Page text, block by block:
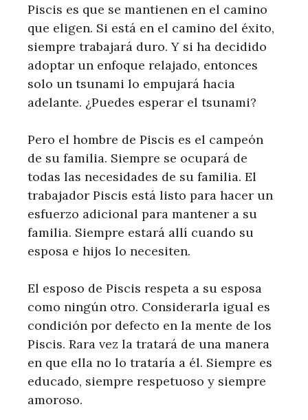
Piscis es que se mantienen en el camino
que eligen. Si está en el camino del éxito,
siempre trabajará duro. Y si ha decidido
adoptar un enfoque relajado, entonces
solo un tsunami lo empujará hacia
adelante. ¿Puedes esperar el tsunami?
Pero el hombre de Piscis es el campeón
de su familia. Siempre se ocupará de
todas las necesidades de su familia. El
trabajador Piscis está listo para hacer un
esfuerzo adicional para mantener a su
familia. Siempre estará allí cuando su
esposa e hijos lo necesiten.
El esposo de Piscis respeta a su esposa
como ningún otro. Considerarla igual es
condición por defecto en la mente de los
Piscis. Rara vez la tratará de una manera
en que ella no lo trataría a él. Siempre es
educado, siempre respetuoso y siempre
amoroso.